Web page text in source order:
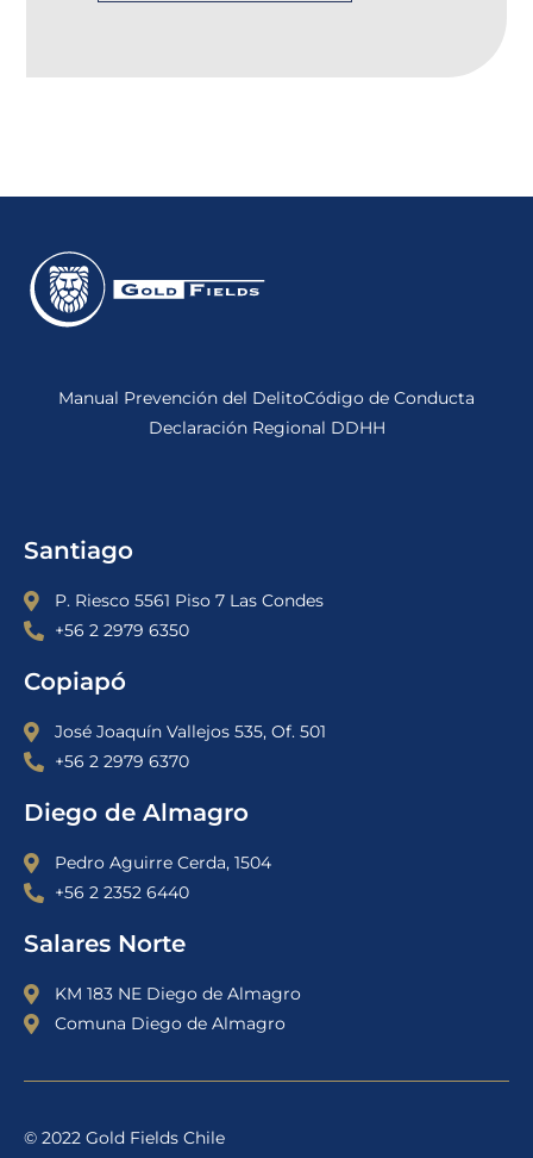
Manual Prevención del DelitoCódigo de Conducta
Declaración Regional DDHH
Santiago
P. Riesco 5561 Piso 7 Las Condes
+56 2 2979 6350
Copiapó
José Joaquín Vallejos 535, Of. 501
+56 2 2979 6370
Diego de Almagro
Pedro Aguirre Cerda, 1504
+56 2 2352 6440
Salares Norte
KM 183 NE Diego de Almagro
Comuna Diego de Almagro
© 2022 Gold Fields Chile